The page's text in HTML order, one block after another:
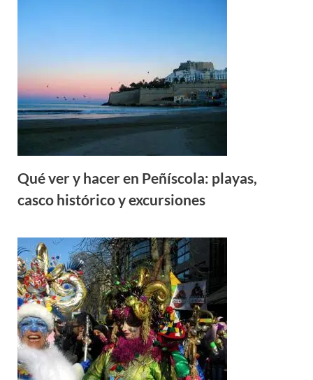
Qué ver y hacer en Peñíscola: playas,
casco histórico y excursiones